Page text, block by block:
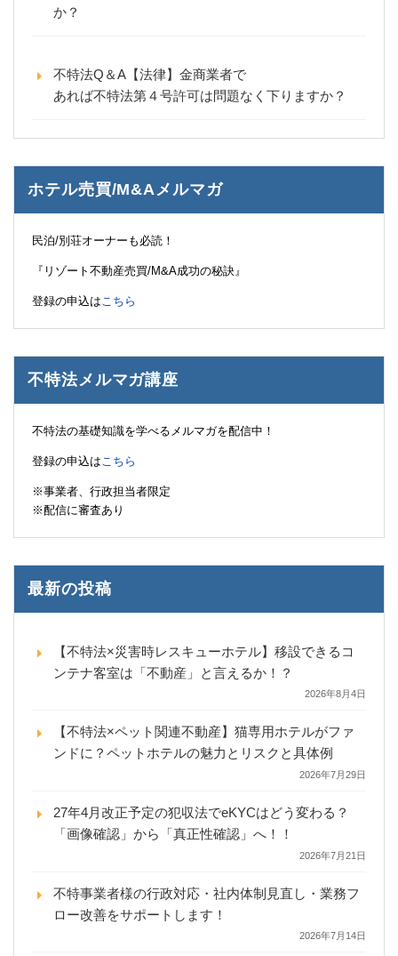
か？
不特法Q＆A【法律】金商業者で
あれば不特法第４号許可は問題なく下りますか？
ホテル売買/M&Aメルマガ
民泊/別荘オーナーも必読！
『リゾート不動産売買/M&A成功の秘訣』
登録の申込は こちら
不特法メルマガ講座
不特法の基礎知識を学べるメルマガを配信中！
登録の申込は こちら
※事業者、行政担当者限定
※配信に審査あり
最新の投稿
【不特法×災害時レスキューホテル】移設できるコ
ンテナ客室は「不動産」と言えるか！？
2026年8月4日
【不特法×ペット関連不動産】猫専用ホテルがファ
ンドに？ペットホテルの魅力とリスクと具体例
2026年7月29日
27年4月改正予定の犯収法でeKYCはどう変わる？
「画像確認」から「真正性確認」へ！！
2026年7月21日
不特事業者様の行政対応・社内体制見直し・業務フ
ロー改善をサポートします！
2026年7月14日